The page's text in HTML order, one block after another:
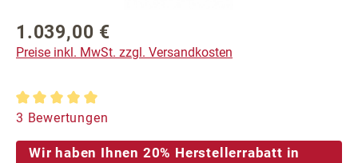
Regulärer Preis:
1.039,00 €
Preise inkl. MwSt. zzgl. Versandkosten
Durchschnittliche Bewertung von 5 von 5 Sternen
3 Bewertungen
Wir haben Ihnen 20% Herstellerrabatt in